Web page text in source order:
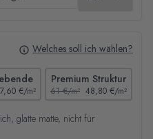
Welches soll ich wählen?
€/m²
Premium Struktur
61 €/m² 48,80 €/m²
glatte matte, nicht für